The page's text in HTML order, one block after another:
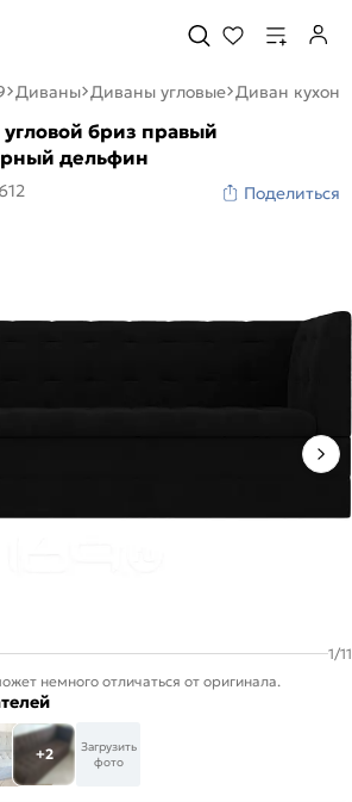
Диваны Диваны угловые Диван
бриз правый
дельфин
Поделиться
1/11
немного отличаться от оригинала.
+2
Загрузить
фото